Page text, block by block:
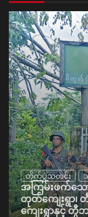
တိုက်ပွဲသတင်း
အကြမ်းဖက်သေ
တုတ်ကျေးရွာ၊
ကျေးရွာနှင့် တွီ